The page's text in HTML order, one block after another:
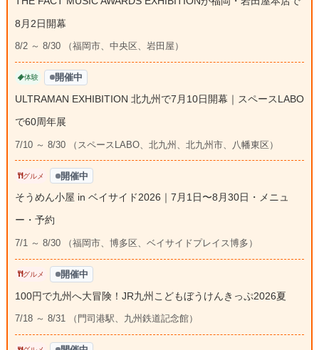
8月2日開幕
8/2 ～ 8/30 （福岡市、中央区、岩田屋）
体験 開催中
ULTRAMAN EXHIBITION 北九州で7月10日開幕｜スペースLABO
で60周年展
7/10 ～ 8/30 （スペースLABO、北九州、北九州市、八幡東区）
グルメ 開催中
そうめん小屋 in ベイサイド2026｜7月1日〜8月30日・メニュ
ー・予約
7/1 ～ 8/30 （福岡市、博多区、ベイサイドプレイス博多）
グルメ 開催中
100円で九州へ大冒険！JR九州こどもぼうけんきっぷ2026夏
7/18 ～ 8/31 （門司港駅、九州鉄道記念館）